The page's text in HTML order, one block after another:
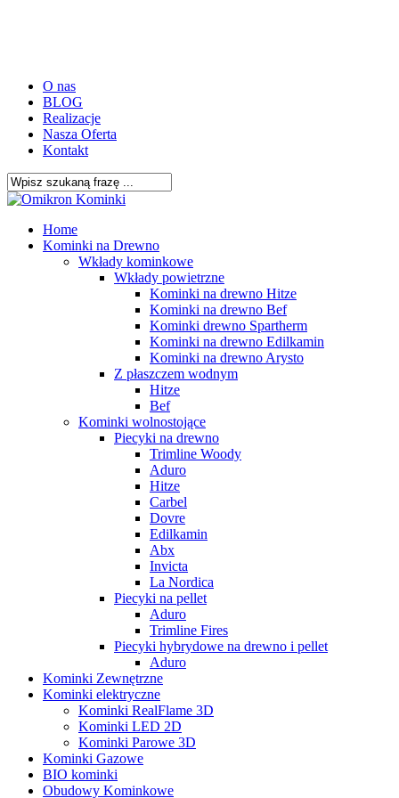
O nas
BLOG
Realizacje
Nasza Oferta
Kontakt
Close
search
Menu
Home
Kominki na Drewno
Wkłady kominkowe
Wkłady powietrzne
Kominki na drewno Hitze
Kominki na drewno Bef
Kominki drewno Spartherm
Kominki na drewno Edilkamin
Kominki na drewno Arysto
Z płaszczem wodnym
Hitze
Bef
Kominki wolnostojące
Piecyki na drewno
Trimline Woody
Aduro
Hitze
Carbel
Dovre
Edilkamin
Abx
Invicta
La Nordica
Piecyki na pellet
Aduro
Trimline Fires
Piecyki hybrydowe na drewno i pellet
Aduro
Kominki Zewnętrzne
Kominki elektryczne
Kominki RealFlame 3D
Kominki LED 2D
Kominki Parowe 3D
Kominki Gazowe
BIO kominki
Obudowy Kominkowe